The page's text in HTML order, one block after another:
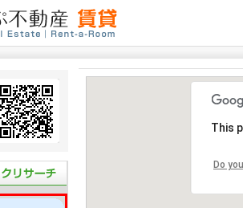
This
Do